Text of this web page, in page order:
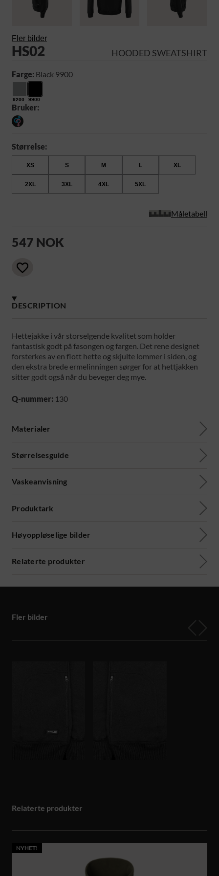
Fler bilder
HS02 HOODED SWEATSHIRT
Farge: Black 9900
9200 9900
Bruker:
Størrelse:
XS S M L XL
2XL 3XL 4XL 5XL
Måletabell
547 NOK
DESCRIPTION
Hettejakke i vår storselgende kvalitet som holder
fantastisk godt på fasongen og fargen. Det rene designet
forsterkes av en flott hette og skjulte lommer i siden, og
den ekstra brede ermelinningen sørger for at hettjakken
sitter godt også når du beveger deg mye.
Q-nummer: 130
Materialer
Størrelsesguide
Vaskeanvisning
Produktark
Høyoppløselige bilder
Relaterte produkter
Fler bilder
Relaterte produkter
NYHET!